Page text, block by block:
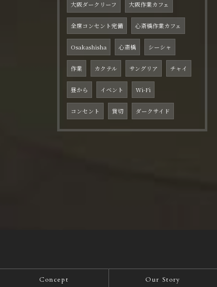
大阪ダークリーフ 大阪作業カフェ
全席コンセント完備 心斎橋作業カフェ
Osakashisha 心斎橋 シーシャ
作業 カクテル サングリア チャイ
昼から イベント Wi-Fi
コンセント 貸切 ダークサイド
Concept Our Story